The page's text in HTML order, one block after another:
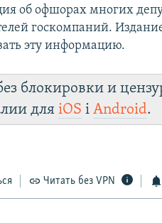
об офшорах многих
госкомпаний.
эту информацию.
блокировки и
дляiOS іAndroid.
Читать без VPN